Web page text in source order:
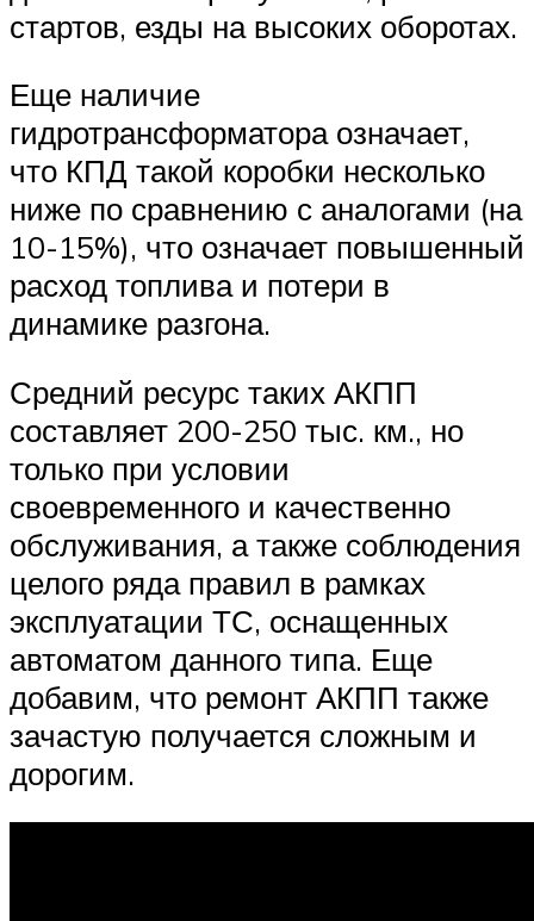
стартов, езды на высоких оборотах.
Еще наличие
гидротрансформатора означает,
что КПД такой коробки несколько
ниже по сравнению с аналогами (на
10-15%), что означает повышенный
расход топлива и потери в
динамике разгона.
Средний ресурс таких АКПП
составляет 200-250 тыс. км., но
только при условии
своевременного и качественно
обслуживания, а также соблюдения
целого ряда правил в рамках
эксплуатации ТС, оснащенных
автоматом данного типа. Еще
добавим, что ремонт АКПП также
зачастую получается сложным и
дорогим.